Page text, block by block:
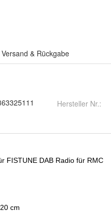
& Rückgabe
Hersteller Nr.: